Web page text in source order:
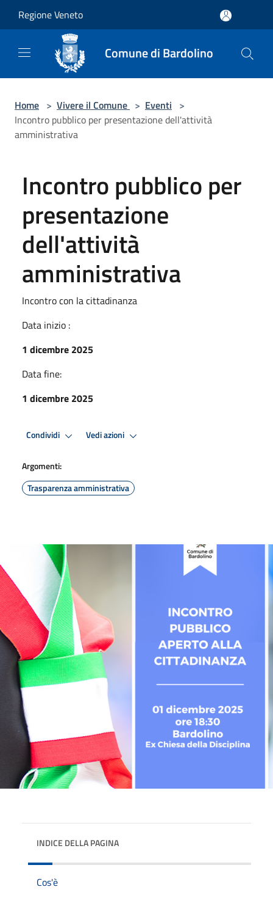
Regione Veneto
Comune di Bardolino
Home > Vivere il Comune > Eventi >
Incontro pubblico per presentazione dell'attività
amministrativa
Incontro pubblico per
presentazione
dell'attività
amministrativa
Incontro con la cittadinanza
Data inizio :
1 dicembre 2025
Data fine:
1 dicembre 2025
Condividi Vedi azioni
Argomenti:
Trasparenza amministrativa
INDICE DELLA PAGINA
Cos'è